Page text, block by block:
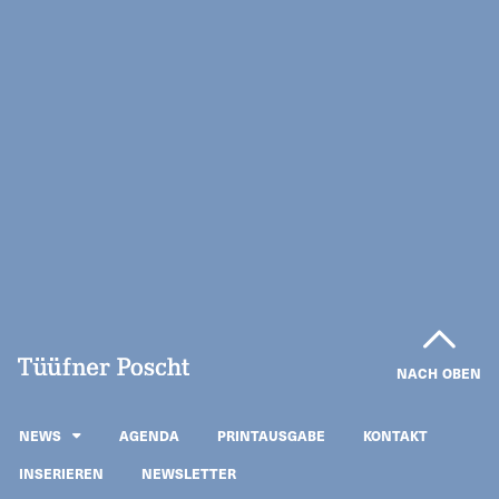
NACH OBEN
NEWS AGENDA PRINTAUSGABE
KONTAKT
INSERIEREN
NEWSLETTER